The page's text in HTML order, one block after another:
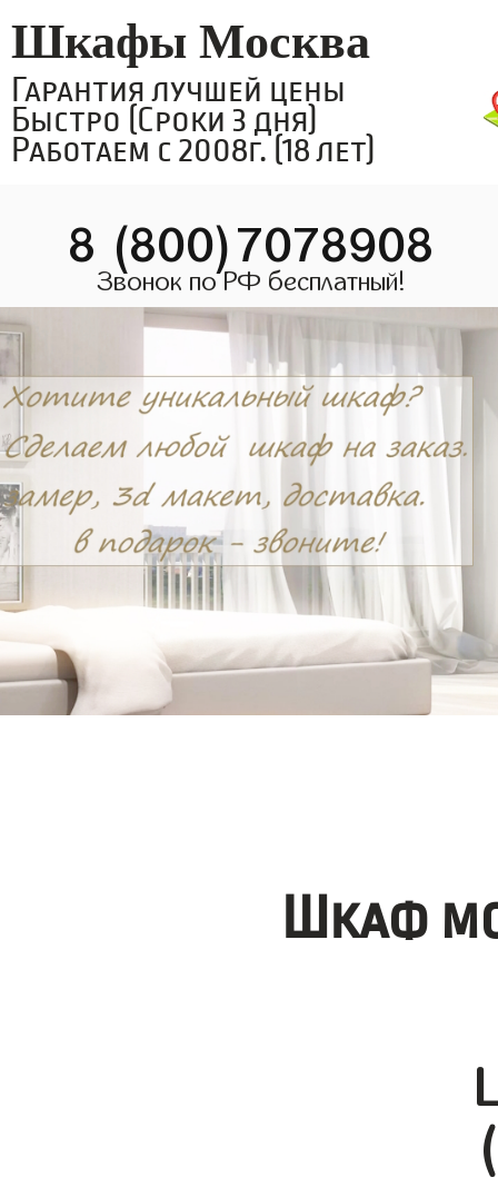
Шкафы Москва
Гарантия лучшей цены
Быстро (Сроки 3 дня)
Работаем с 2008г. (18 лет)
8 (800)7078908
Звонок по РФ бесплатный!
Шкаф